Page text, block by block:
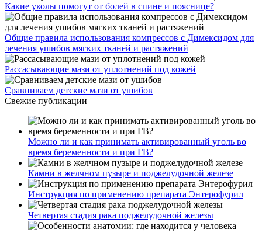
Какие уколы помогут от болей в спине и пояснице?
Общие правила использования компрессов с Димексидом для
лечения ушибов мягких тканей и растяжений
Рассасывающие мази от уплотнений под кожей
Сравниваем детские мази от ушибов
Свежие публикации
Можно ли и как принимать активированный уголь во
время беременности и при ГВ?
Камни в желчном пузыре и поджелудочной железе
Инструкция по применению препарата Энтерофурил
Четвертая стадия рака поджелудочной железы